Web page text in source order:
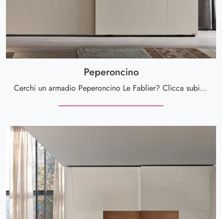
Peperoncino
Cerchi un armadio Peperoncino Le Fablier? Clicca subito! Gli armadi a muro con ante scorrevoli ti aspettano.